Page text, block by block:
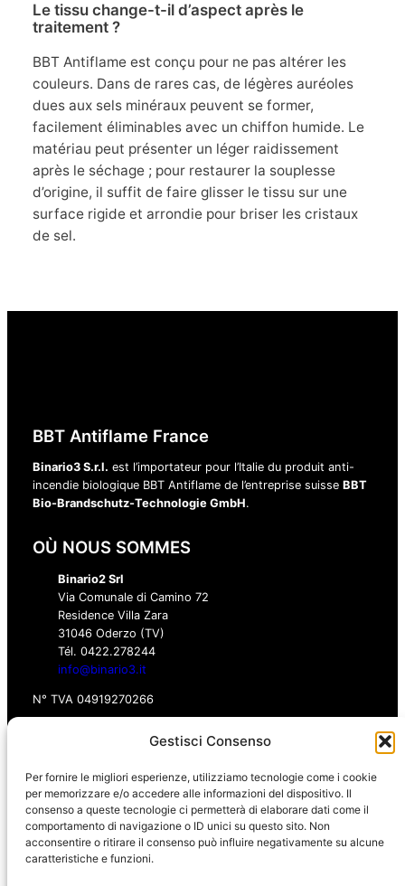
Gestisci Consenso
Per fornire le migliori esperienze, utilizziamo tecnologie come i cookie
per memorizzare e/o accedere alle informazioni del dispositivo. Il
consenso a queste tecnologie ci permetterà di elaborare dati come il
comportamento di navigazione o ID unici su questo sito. Non
acconsentire o ritirare il consenso può influire negativamente su alcune
caratteristiche e funzioni.
Le tissu change-t-il d’aspect après le
traitement ?
BBT Antiflame est conçu pour ne pas altérer les
couleurs. Dans de rares cas, de légères auréoles
dues aux sels minéraux peuvent se former,
facilement éliminables avec un chiffon humide. Le
matériau peut présenter un léger raidissement
après le séchage ; pour restaurer la souplesse
d’origine, il suffit de faire glisser le tissu sur une
surface rigide et arrondie pour briser les cristaux
de sel.
BBT Antiflame France
Binario3 S.r.l. est l’importateur pour l’Italie du produit anti-
incendie biologique BBT Antiflame de l’entreprise suisse BBT
Bio-Brandschutz-Technologie GmbH.
OÙ NOUS SOMMES
Binario2 Srl
Via Comunale di Camino 72
Residence Villa Zara
31046 Oderzo (TV)
Tél. 0422.278244‬
info@binario3.it
N° TVA 04919270266
INFOS